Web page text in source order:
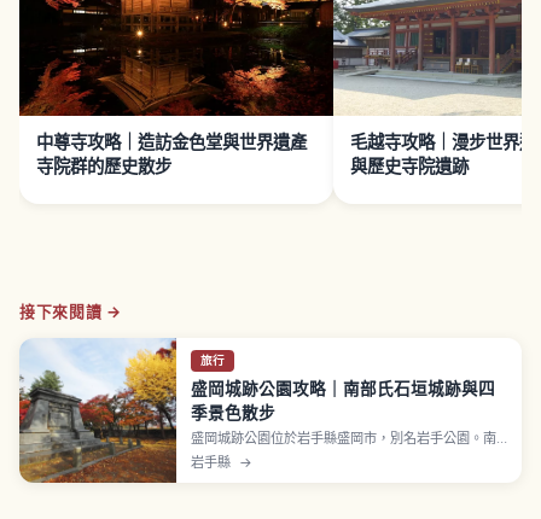
中尊寺攻略｜造訪金色堂與世界遺產
寺院群的歷史散步
毛越寺攻略｜漫步世界
與歷史寺院遺跡
接下來閱讀 →
旅行
盛岡城跡公園攻略｜南部氏石垣城跡與四
季景色散步
盛岡城跡公園位於岩手縣盛岡市，別名岩手公園。南
部氏於慶長2年（1597年）開始築城、寬永10年
岩手縣 →